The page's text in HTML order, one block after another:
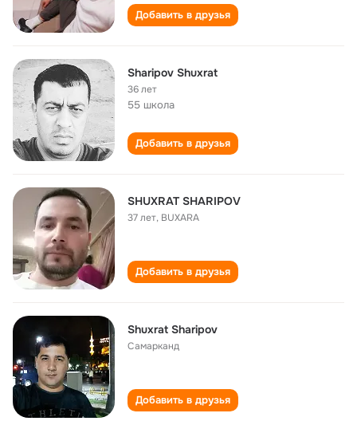
Добавить в друзья
Sharipov Shuxrat
36 лет
55 школа
Добавить в друзья
SHUXRAT SHARIPOV
37 лет, BUXARA
Добавить в друзья
Shuxrat Sharipov
Самарканд
Добавить в друзья